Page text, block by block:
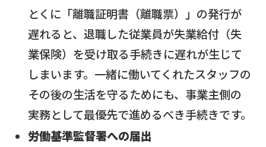
とくに「離職証明書（離職票）」の発行が
遅れると、退職した従業員が失業給付（失
業保険）を受け取る手続きに遅れが生じて
しまいます。一緒に働いてくれたスタッフの
その後の生活を守るためにも、事業主側の
実務として最優先で進めるべき手続きです。
労働基準監督署への届出